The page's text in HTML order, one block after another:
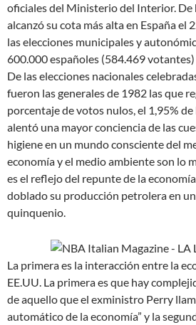
oficiales del Ministerio del Interior. De
alcanzó su cota más alta en España el
las elecciones municipales y
600.000 españoles (584.469
De las elecciones nacionales
fueron las generales de 1982 las que
porcentaje de votos nulos, el 1,95%
alentó una mayor conciencia de las
higiene en un mundo consciente del
economía y el medio ambiente son lo
es el reflejo del repunte de la
doblado su producción petrolera en
quinquenio.
La primera es la interacción entre la
EE.UU. La primera es que hay
de aquello que el exministro Perry
automático de la economía” y la